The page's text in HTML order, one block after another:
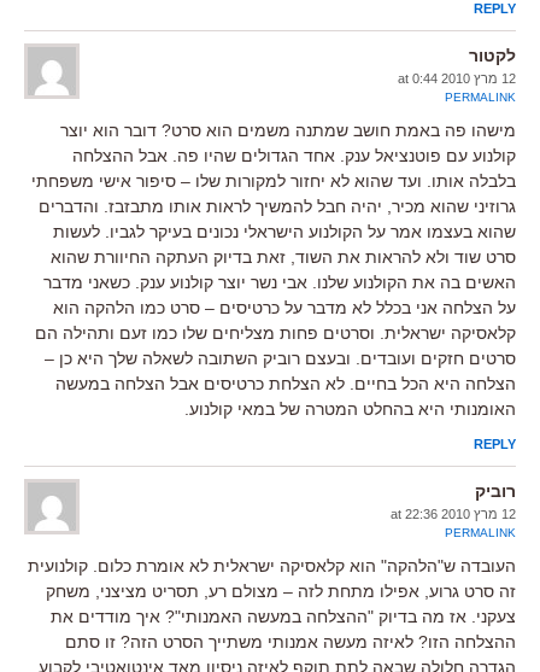
REPLY
לקטור
12 מרץ 2010 at 0:44
PERMALINK
מישהו פה באמת חושב שמתנה משמים הוא סרט? דובר הוא יוצר
קולנוע עם פוטנציאל ענק. אחד הגדולים שהיו פה. אבל ההצלחה
בלבלה אותו. ועד שהוא לא יחזור למקורות שלו – סיפור אישי משפחתי
גרוזיני שהוא מכיר, יהיה חבל להמשיך לראות אותו מתבזבז. והדברים
שהוא בעצמו אמר על הקולנוע הישראלי נכונים בעיקר לגביו. לעשות
סרט שוד ולא להראות את השוד, זאת בדיוק העתקה החיוורת שהוא
האשים בה את הקולנוע שלנו. אבי נשר יוצר קולנוע ענק. כשאני מדבר
על הצלחה אני בכלל לא מדבר על כרטיסים – סרט כמו הלהקה הוא
קלאסיקה ישראלית. וסרטים פחות מצליחים שלו כמו זעם ותהילה הם
סרטים חזקים ועובדים. ובעצם רוביק השתובה לשאלה שלך היא כן –
הצלחה היא הכל בחיים. לא הצלחת כרטיסים אבל הצלחה במעשה
האומנותי היא בהחלט המטרה של במאי קולנוע.
REPLY
רוביק
12 מרץ 2010 at 22:36
PERMALINK
העובדה ש"הלהקה" הוא קלאסיקה ישראלית לא אומרת כלום. קולנועית
זה סרט גרוע, אפילו מתחת לזה – מצולם רע, תסריט מציצני, משחק
צעקני. אז מה בדיוק "ההצלחה במעשה האמנותי"? איך מודדים את
ההצלחה הזו? לאיזה מעשה אמנותי משתייך הסרט הזה? זו סתם
הגדרה חלולה שבאה לתת תוקף לאיזה ניסיון מאד אינטואטיבי לקבוע